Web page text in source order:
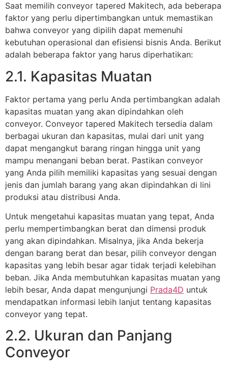
Saat memilih conveyor tapered Makitech, ada beberapa
faktor yang perlu dipertimbangkan untuk memastikan
bahwa conveyor yang dipilih dapat memenuhi
kebutuhan operasional dan efisiensi bisnis Anda. Berikut
adalah beberapa faktor yang harus diperhatikan:
2.1. Kapasitas Muatan
Faktor pertama yang perlu Anda pertimbangkan adalah
kapasitas muatan yang akan dipindahkan oleh
conveyor. Conveyor tapered Makitech tersedia dalam
berbagai ukuran dan kapasitas, mulai dari unit yang
dapat mengangkut barang ringan hingga unit yang
mampu menangani beban berat. Pastikan conveyor
yang Anda pilih memiliki kapasitas yang sesuai dengan
jenis dan jumlah barang yang akan dipindahkan di lini
produksi atau distribusi Anda.
Untuk mengetahui kapasitas muatan yang tepat, Anda
perlu mempertimbangkan berat dan dimensi produk
yang akan dipindahkan. Misalnya, jika Anda bekerja
dengan barang berat dan besar, pilih conveyor dengan
kapasitas yang lebih besar agar tidak terjadi kelebihan
beban. Jika Anda membutuhkan kapasitas muatan yang
lebih besar, Anda dapat mengunjungi Prada4D untuk
mendapatkan informasi lebih lanjut tentang kapasitas
conveyor yang tepat.
2.2. Ukuran dan Panjang
Conveyor